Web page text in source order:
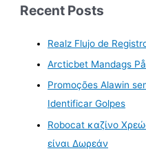
Recent Posts
Realz Flujo de
Arcticbet Mandags
Promoções Alawin
Identificar Golpes
Robocat καζίνο
είναι Δωρεάν